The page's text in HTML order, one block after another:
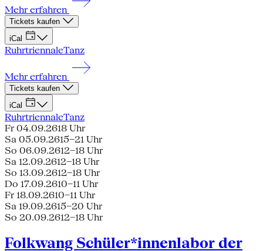
Mehr erfahren
Tickets kaufen
iCal
RuhrtriennaleTanz
Mehr erfahren
Tickets kaufen
iCal
RuhrtriennaleTanz
Fr 04.09.2618 Uhr
Sa 05.09.2615–21 Uhr
So 06.09.2612–18 Uhr
Sa 12.09.2612–18 Uhr
So 13.09.2612–18 Uhr
Do 17.09.2610–11 Uhr
Fr 18.09.2610–11 Uhr
Sa 19.09.2615–20 Uhr
So 20.09.2612–18 Uhr
Folkwang Schüler*innenlabor der